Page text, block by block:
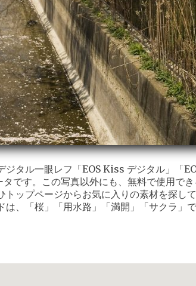
ジタル一眼レフ「EOS Kiss デジタル」「
タです。この写真以外にも、無料で使用で
トップページからお気に入りの素材を探して
、「桜」「用水路」「満開」「サクラ」で